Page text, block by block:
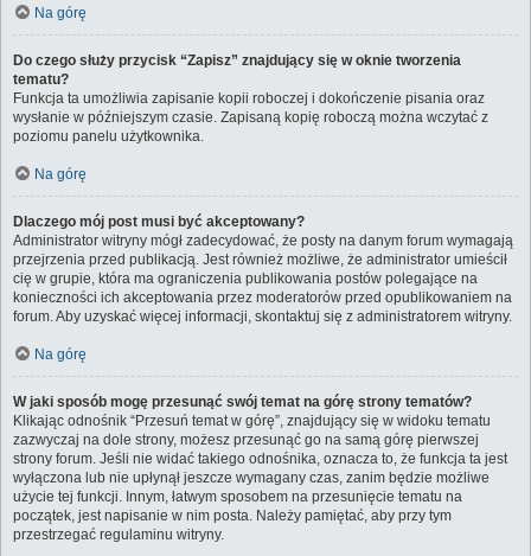
Na górę
Do czego służy przycisk “Zapisz” znajdujący się w oknie tworzenia
tematu?
Funkcja ta umożliwia zapisanie kopii roboczej i dokończenie pisania oraz
wysłanie w późniejszym czasie. Zapisaną kopię roboczą można wczytać z
poziomu panelu użytkownika.
Na górę
Dlaczego mój post musi być akceptowany?
Administrator witryny mógł zadecydować, że posty na danym forum wymagają
przejrzenia przed publikacją. Jest również możliwe, że administrator umieścił
cię w grupie, która ma ograniczenia publikowania postów polegające na
konieczności ich akceptowania przez moderatorów przed opublikowaniem na
forum. Aby uzyskać więcej informacji, skontaktuj się z administratorem witryny.
Na górę
W jaki sposób mogę przesunąć swój temat na górę strony tematów?
Klikając odnośnik “Przesuń temat w górę”, znajdujący się w widoku tematu
zazwyczaj na dole strony, możesz przesunąć go na samą górę pierwszej
strony forum. Jeśli nie widać takiego odnośnika, oznacza to, że funkcja ta jest
wyłączona lub nie upłynął jeszcze wymagany czas, zanim będzie możliwe
użycie tej funkcji. Innym, łatwym sposobem na przesunięcie tematu na
początek, jest napisanie w nim posta. Należy pamiętać, aby przy tym
przestrzegać regulaminu witryny.